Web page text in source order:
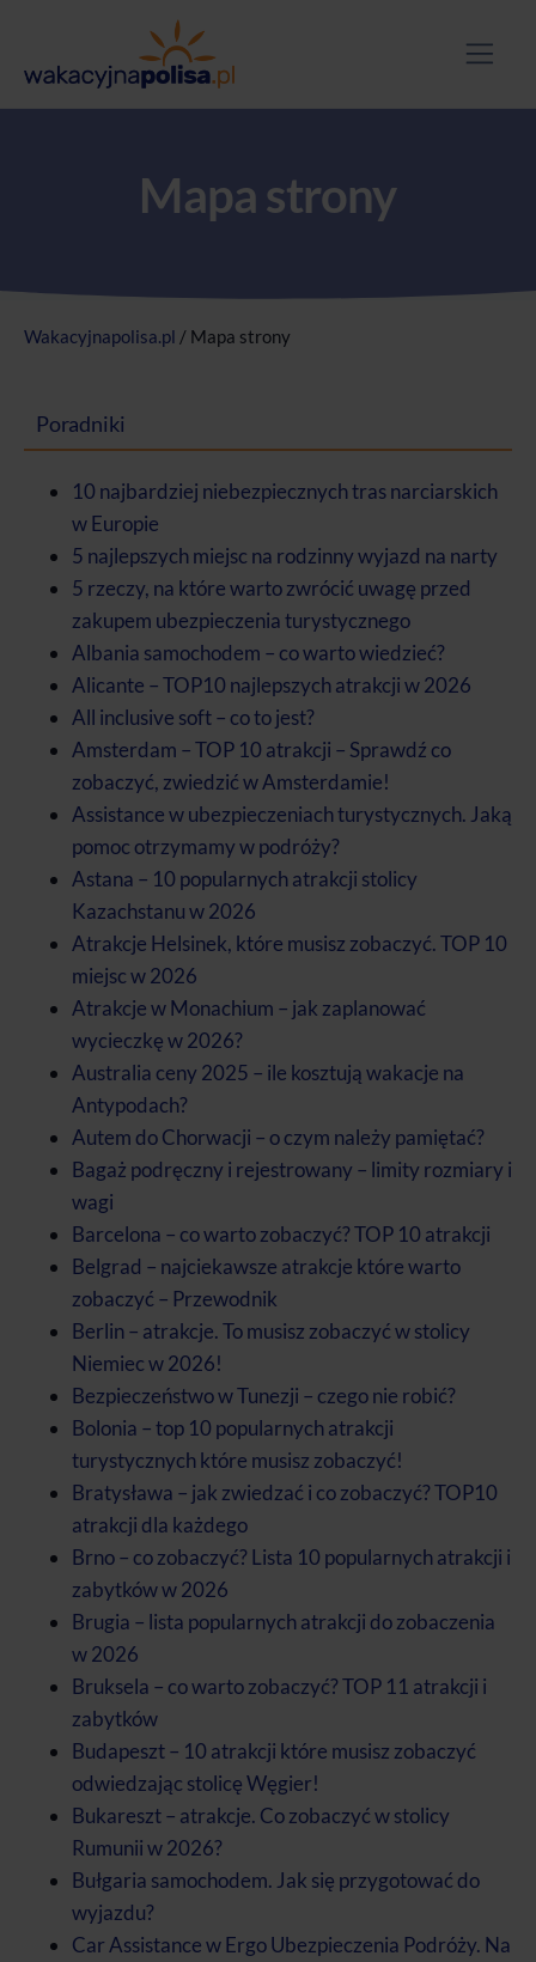
Mapa strony
Wakacyjnapolisa.pl / Mapa strony
Poradniki
10 najbardziej niebezpiecznych tras narciarskich
w Europie
5 najlepszych miejsc na rodzinny wyjazd na narty
5 rzeczy, na które warto zwrócić uwagę przed
zakupem ubezpieczenia turystycznego
Albania samochodem – co warto wiedzieć?
Alicante – TOP10 najlepszych atrakcji w 2026
All inclusive soft – co to jest?
Amsterdam – TOP 10 atrakcji – Sprawdź co
zobaczyć, zwiedzić w Amsterdamie!
Assistance w ubezpieczeniach turystycznych. Jaką
pomoc otrzymamy w podróży?
Astana – 10 popularnych atrakcji stolicy
Kazachstanu w 2026
Atrakcje Helsinek, które musisz zobaczyć. TOP 10
miejsc w 2026
Atrakcje w Monachium – jak zaplanować
wycieczkę w 2026?
Australia ceny 2025 – ile kosztują wakacje na
Antypodach?
Autem do Chorwacji – o czym należy pamiętać?
Bagaż podręczny i rejestrowany – limity rozmiary i
wagi
Barcelona – co warto zobaczyć? TOP 10 atrakcji
Belgrad – najciekawsze atrakcje które warto
zobaczyć – Przewodnik
Berlin – atrakcje. To musisz zobaczyć w stolicy
Niemiec w 2026!
Bezpieczeństwo w Tunezji – czego nie robić?
Bolonia – top 10 popularnych atrakcji
turystycznych które musisz zobaczyć!
Bratysława – jak zwiedzać i co zobaczyć? TOP10
atrakcji dla każdego
Brno – co zobaczyć? Lista 10 popularnych atrakcji i
zabytków w 2026
Brugia – lista popularnych atrakcji do zobaczenia
w 2026
Bruksela – co warto zobaczyć? TOP 11 atrakcji i
zabytków
Budapeszt – 10 atrakcji które musisz zobaczyć
odwiedzając stolicę Węgier!
Bukareszt – atrakcje. Co zobaczyć w stolicy
Rumunii w 2026?
Bułgaria samochodem. Jak się przygotować do
wyjazdu?
Car Assistance w Ergo Ubezpieczenia Podróży. Na